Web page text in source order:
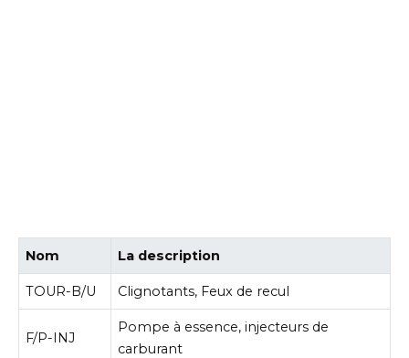
Nom La description
TOUR-B/U Clignotants, Feux de recul
F/P-INJ
Pompe à essence, injecteurs de
carburant